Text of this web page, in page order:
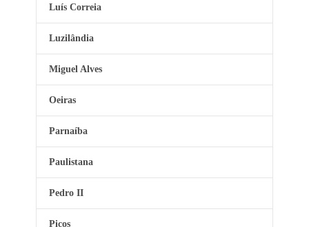
Luís Correia
Luzilândia
Miguel Alves
Oeiras
Parnaíba
Paulistana
Pedro II
Picos